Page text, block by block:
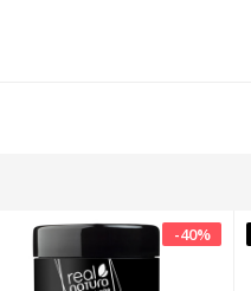
-40%